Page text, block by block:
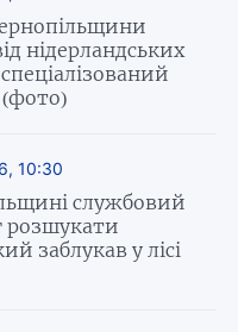
нідерландських
(фото)
10:30
службовий
розшукати
заблукав у лісі